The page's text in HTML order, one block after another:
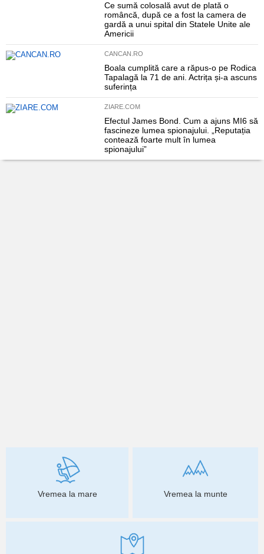
Ce sumă colosală avut de plată o
româncă, după ce a fost la camera de
gardă a unui spital din Statele Unite ale
Americii
CANCAN.RO
Boala cumplită care a răpus-o pe Rodica
Tapalagă la 71 de ani. Actrița și-a ascuns
suferința
ZIARE.COM
Efectul James Bond. Cum a ajuns MI6 să
fascineze lumea spionajului. „Reputația
contează foarte mult în lumea
spionajului”
Vremea la mare Vremea la munte